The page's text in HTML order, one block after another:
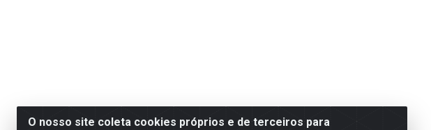
O nosso site coleta cookies próprios e de terceiros para